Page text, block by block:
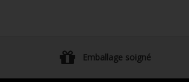
Emballage soigné